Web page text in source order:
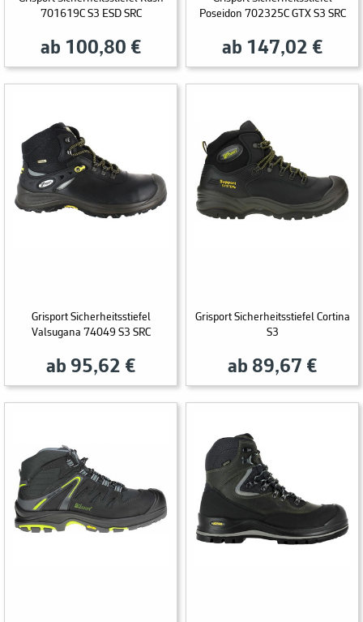
701619C S3 ESD SRC
ab 100,80 €
Poseidon 702325C GTX S3 SRC
ab 147,02 €
Grisport Sicherheitsstiefel
Valsugana 74049 S3 SRC
ab 95,62 €
Grisport Sicherheitsstiefel Cortina
S3
ab 89,67 €